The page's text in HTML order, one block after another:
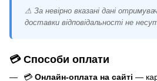
⚠ За невірно вказані дані
доставки відповідальності не
💳 Способи оплати
💳 Онлайн-оплата на сайті —